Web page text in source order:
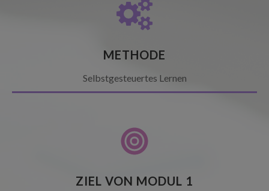
METHODE
Selbstgesteuertes Lernen
ZIEL VON MODUL 1